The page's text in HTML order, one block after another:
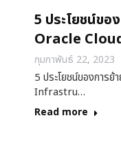
5 ประโยชน์ขอ
Oracle
กุมภาพันธ์ 22, 2023
5 ประโยชน์ของการ
Infrastru…
Read more